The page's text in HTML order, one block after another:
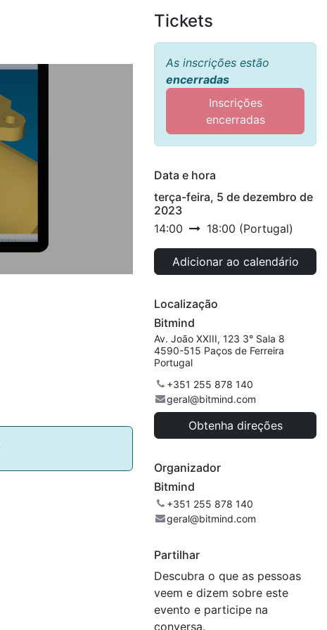
Tickets
As inscrições estão
encerradas
Inscrições
encerradas
Data e hora
terça-feira, 5 de dezembro de
2023
14:00
18:00 (Portugal)
Adicionar ao calendário
Localização
Bitmind
Av. João XXIII, 123 3° Sala 8
4590-515 Paços de Ferreira
Portugal
+351 255 878 140
geral@bitmind.com
Obtenha direções
Organizador
Bitmind
+351 255 878 140
geral@bitmind.com
Partilhar
Descubra o que as pessoas
veem e dizem sobre este
evento e participe na
conversa.